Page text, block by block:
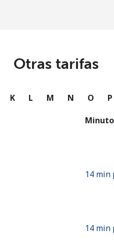
Continuar con
Otras tarifas
K L M N O P
14 min
14 min